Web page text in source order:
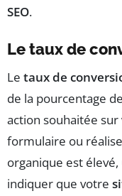
SEO.
Le taux de
Le taux de
de la pourcentage
action souhaitée
formulaire ou
organique est
indiquer que votre